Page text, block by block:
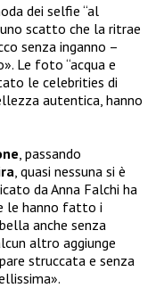
dei selfie “al
scatto che la ritrae
senza inganno –
Le foto “acqua e
le celebrities di
autentica, hanno
, passando
, quasi nessuna si è
da Anna Falchi ha
le hanno fatto i
anche senza
altro aggiunge
struccata e senza